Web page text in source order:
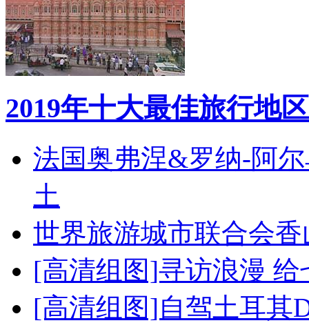
2019年十大最佳旅行地区
法国奥弗涅&罗纳-阿
土
世界旅游城市联合会
[高清组图]寻访浪漫
[高清组图]自驾土耳其